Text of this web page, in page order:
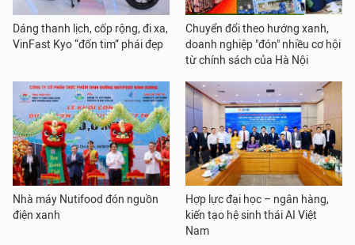
Dáng thanh lịch, cốp rộng, đi xa,
VinFast Kyo “đốn tim” phái đẹp
Chuyển đổi theo hướng xanh,
doanh nghiệp "đón" nhiều cơ hội
từ chính sách của Hà Nội
Nhà máy Nutifood đón nguồn
điện xanh
Hợp lực đại học – ngân hàng,
kiến tạo hệ sinh thái AI Việt
Nam